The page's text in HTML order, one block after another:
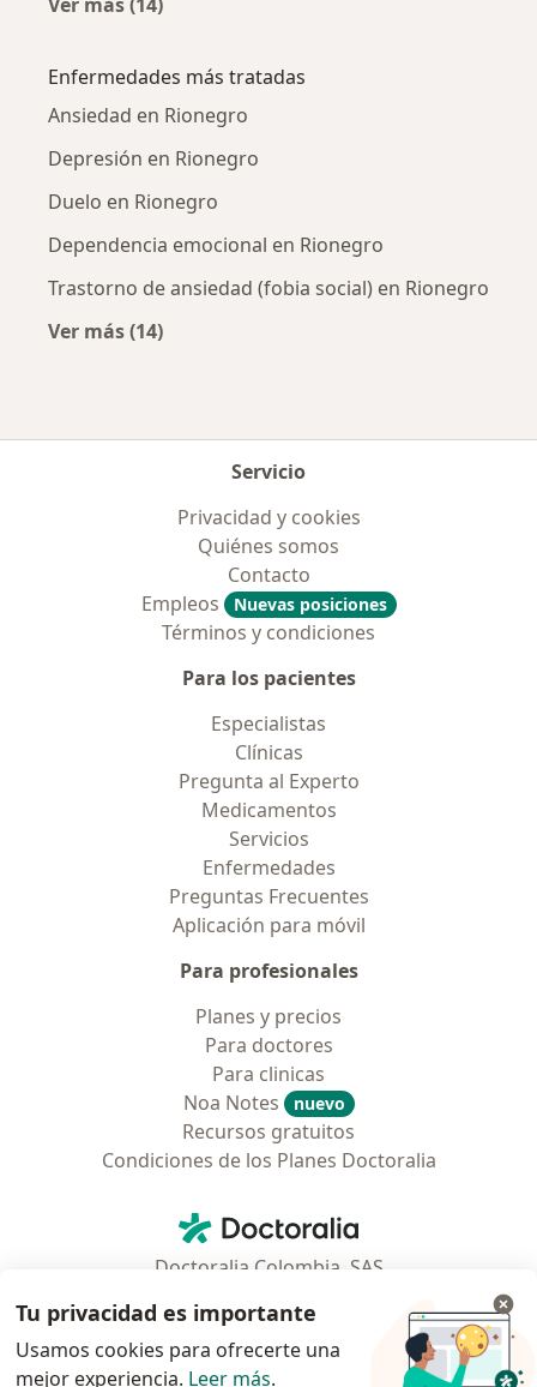
Ver más (14)
Enfermedades más tratadas
Ansiedad en Rionegro
Depresión en Rionegro
Duelo en Rionegro
Dependencia emocional en Rionegro
Trastorno de ansiedad (fobia social) en Rionegro
Ver más (14)
Servicio
Privacidad y cookies
Quiénes somos
Contacto
Empleos
Nuevas posiciones
Términos y condiciones
Para los pacientes
Especialistas
Clínicas
Pregunta al Experto
Medicamentos
Servicios
Enfermedades
Preguntas Frecuentes
Aplicación para móvil
Para profesionales
Planes y precios
Para doctores
Para clinicas
Noa Notes
nuevo
Recursos gratuitos
Condiciones de los Planes Doctoralia
Doctoralia - Página de inicio
Doctoralia Colombia, SAS
Municipio: Bogotá D.C., Colombia
Tu privacidad es importante
Usamos cookies para ofrecerte una
mejor experiencia. Leer más.